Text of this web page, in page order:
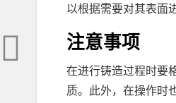
以根据需要对其表面
注意事项
在进行铸造过程时要
质。此外，在操作时